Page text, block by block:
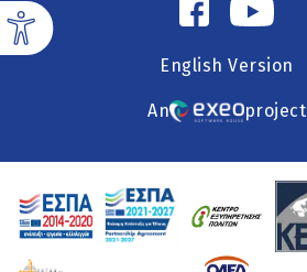
English Version
An project